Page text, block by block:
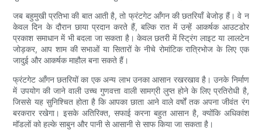
जब बहुमुखी प्रतिभा की बात आती है, तो फ्रंटगेट आँगन की छतरियाँ बेजोड़ हैं। वे न
केवल दिन के दौरान छाया प्रदान करते हैं, बल्कि रात में उन्हें आकर्षक आउटडोर
प्रकाश समाधान में भी बदला जा सकता है। केवल छतरी में स्ट्रिंग लाइट या लालटेन
जोड़कर, आप शाम की सभाओं या सितारों के नीचे रोमांटिक रात्रिभोज के लिए एक
जादुई और आकर्षक माहौल बना सकते हैं।
फ्रंटगेट आँगन छतरियों का एक अन्य लाभ उनका आसान रखरखाव है। उनके निर्माण
में उपयोग की जाने वाली उच्च गुणवत्ता वाली सामग्री लुप्त होने के लिए प्रतिरोधी है,
जिससे यह सुनिश्चित होता है कि आपका छाता आने वाले वर्षों तक अपना जीवंत रंग
बरकरार रखेगा। इसके अतिरिक्त, सफाई करना बहुत आसान है, क्योंकि अधिकांश
मॉडलों को हल्के साबुन और पानी से आसानी से साफ किया जा सकता है।